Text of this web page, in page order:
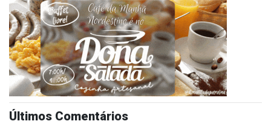
Últimos Comentários